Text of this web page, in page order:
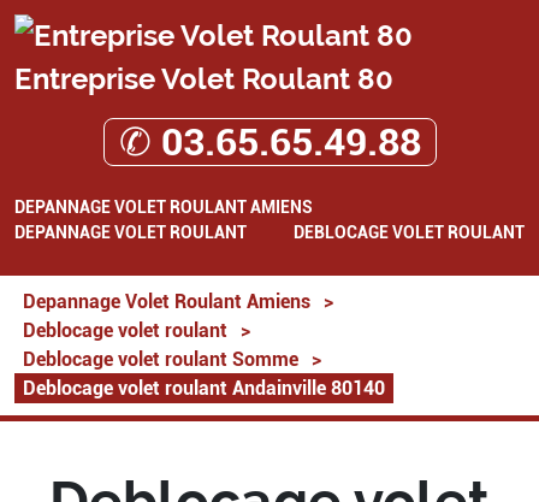
Entreprise Volet Roulant 80
✆ 03.65.65.49.88
DEPANNAGE VOLET ROULANT AMIENS
DEPANNAGE VOLET ROULANT
DEBLOCAGE VOLET ROULANT
Depannage Volet Roulant Amiens
>
Deblocage volet roulant
>
Deblocage volet roulant Somme
>
Deblocage volet roulant Andainville 80140